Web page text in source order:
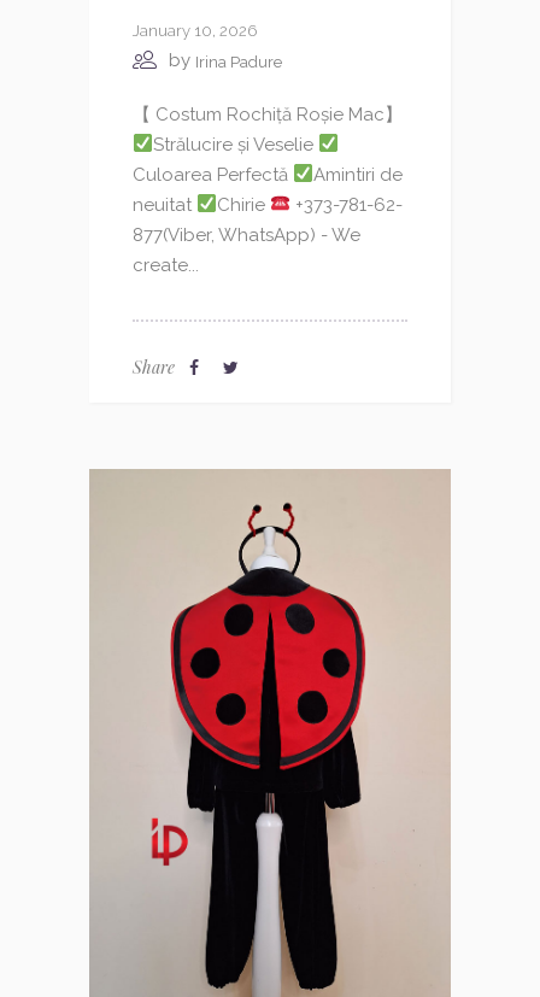
January 10, 2026
by Irina Padure
【 Costum Rochiță Roșie Mac】
Strălucire și Veselie
Culoarea Perfectă
Amintiri de
neuitat
Chirie
+373-781-62-
877(Viber, WhatsApp) - We
create...
Share